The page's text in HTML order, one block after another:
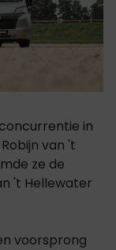
in
van 't
ze de
't Hellewater
voorsprong